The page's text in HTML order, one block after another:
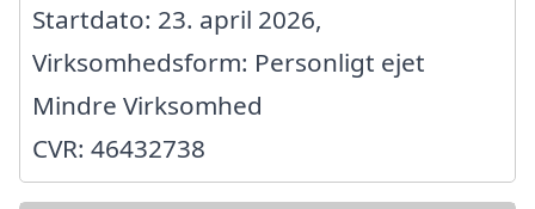
Startdato: 23. april 2026,
Virksomhedsform: Personligt ejet
Mindre Virksomhed
CVR: 46432738